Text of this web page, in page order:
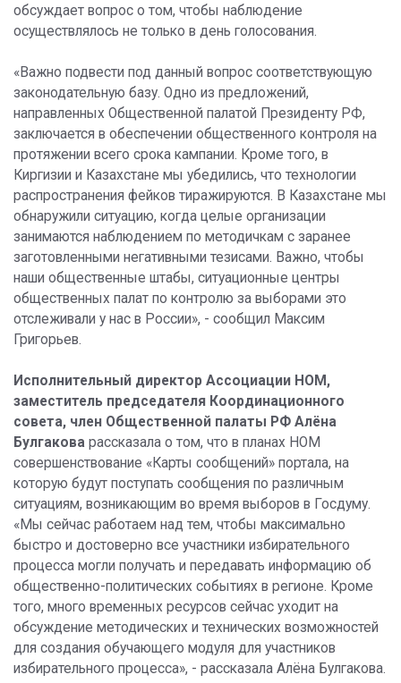
обсуждает вопрос о том, чтобы наблюдение
осуществлялось не только в день голосования.
«Важно подвести под данный вопрос соответствующую
законодательную базу. Одно из предложений,
направленных Общественной палатой Президенту РФ,
заключается в обеспечении общественного контроля на
протяжении всего срока кампании. Кроме того, в
Киргизии и Казахстане мы убедились, что технологии
распространения фейков тиражируются. В Казахстане мы
обнаружили ситуацию, когда целые организации
занимаются наблюдением по методичкам с заранее
заготовленными негативными тезисами. Важно, чтобы
наши общественные штабы, ситуационные центры
общественных палат по контролю за выборами это
отслеживали у нас в России», - сообщил Максим
Григорьев.
Исполнительный директор Ассоциации НОМ,
заместитель председателя Координационного
совета, член Общественной палаты РФ Алёна
Булгакова рассказала о том, что в планах НОМ
совершенствование «Карты сообщений» портала, на
которую будут поступать сообщения по различным
ситуациям, возникающим во время выборов в Госдуму.
«Мы сейчас работаем над тем, чтобы максимально
быстро и достоверно все участники избирательного
процесса могли получать и передавать информацию об
общественно-политических событиях в регионе. Кроме
того, много временных ресурсов сейчас уходит на
обсуждение методических и технических возможностей
для создания обучающего модуля для участников
избирательного процесса», - рассказала Алёна Булгакова.